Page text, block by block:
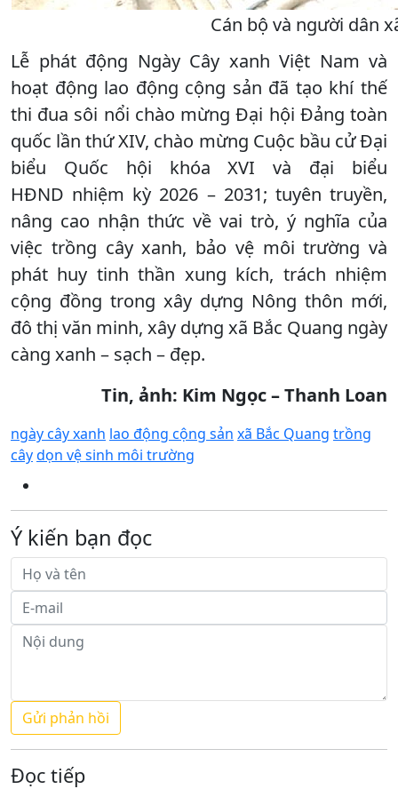
Cán bộ và người dân
Lễ phát động Ngày Cây xanh Việt Nam và
hoạt động lao động cộng sản đã tạo khí thế
thi đua sôi nổi chào mừng Đại hội Đảng toàn
quốc lần thứ XIV, chào mừng Cuộc bầu cử Đại
biểu Quốc hội khóa XVI và đại biểu
HĐND nhiệm kỳ 2026 – 2031; tuyên truyền,
nâng cao nhận thức về vai trò, ý nghĩa của
việc trồng cây xanh, bảo vệ môi trường và
phát huy tinh thần xung kích, trách nhiệm
cộng đồng trong xây dựng Nông thôn mới,
đô thị văn minh, xây dựng xã Bắc Quang ngày
càng xanh – sạch – đẹp.
Tin, ảnh: Kim Ngọc – Thanh Loan
ngày cây xanh lao động cộng sản xã Bắc Quang trồng
câydọn vệ sinh môi trường
Ý kiến bạn đọc
Đọc tiếp